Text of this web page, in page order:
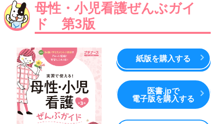
母性・小児看護ぜんぶガイ
ド 第3版
紙版を購入する
医書.jpで
電子版を購入する